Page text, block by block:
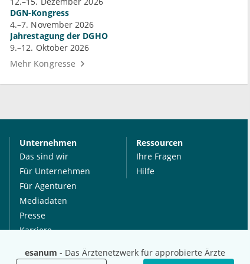
esanum - Das Ärztenetzwerk für approbierte Ärzte
DGN-Kongress
4.–7. November 2026
Jahrestagung der DGHO
9.–12. Oktober 2026
Mehr Kongresse
Unternehmen
Das sind wir
Für Unternehmen
Für Agenturen
Mediadaten
Presse
Karriere
Ressourcen
Ihre Fragen
Hilfe